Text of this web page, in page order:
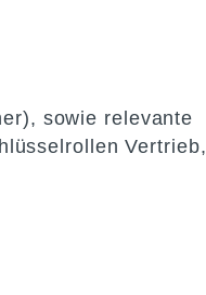
sowie relevante
Vertrieb,